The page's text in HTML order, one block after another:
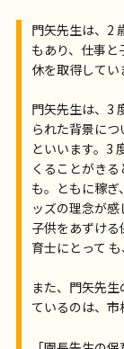
門矢先生は、2
もあり、仕事
休を取得してい
門矢先生は、3
られた背景につ
といいます。3
くることがき
も。ともに稼
ッズの理念が
子供をあずけ
育士にとって
また、門矢先
ているのは、市